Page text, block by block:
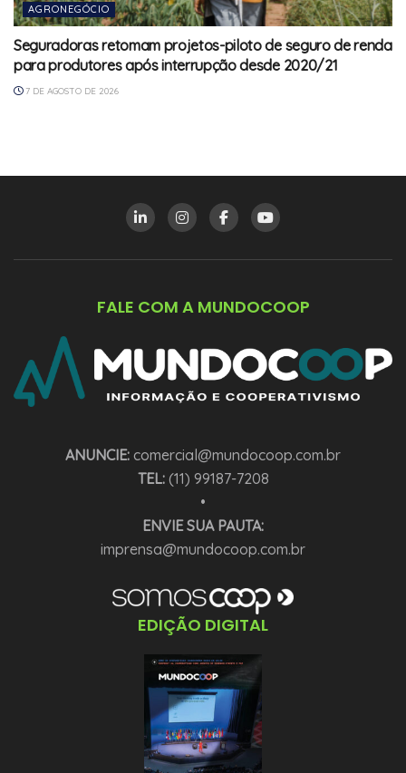
AGRONEGÓCIO
Seguradoras retomam projetos-piloto de seguro de renda
para produtores após interrupção desde 2020/21
7 DE AGOSTO DE 2026
FALE COM A MUNDOCOOP
ANUNCIE: comercial@mundocoop.com.br
TEL:(11) 99187-7208
•
ENVIE SUA PAUTA:
imprensa@mundocoop.com.br
EDIÇÃO DIGITAL